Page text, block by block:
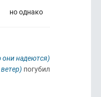
но однако
они надеются)
погубил